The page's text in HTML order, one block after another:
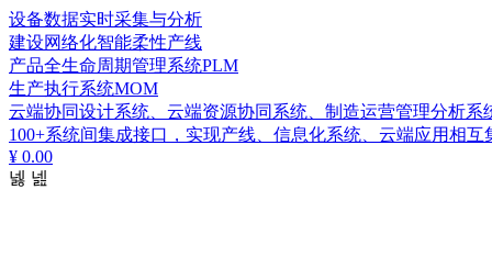
设备数据实时采集与分析
建设网络化智能柔性产线
产品全生命周期管理系统PLM
生产执行系统MOM
云端协同设计系统、云端资源协同系统、制造运营管理分析系
100+系统间集成接口，实现产线、信息化系统、云端应用相互
¥ 0.00
넳 넲